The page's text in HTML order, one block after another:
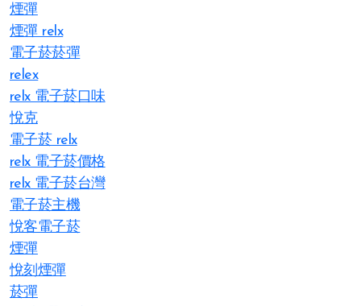
煙彈
煙彈 relx
電子菸菸彈
relex
relx 電子菸口味
悅克
電子菸 relx
relx 電子菸價格
relx 電子菸台灣
電子菸主機
悅客電子菸
煙彈
悅刻煙彈
菸彈